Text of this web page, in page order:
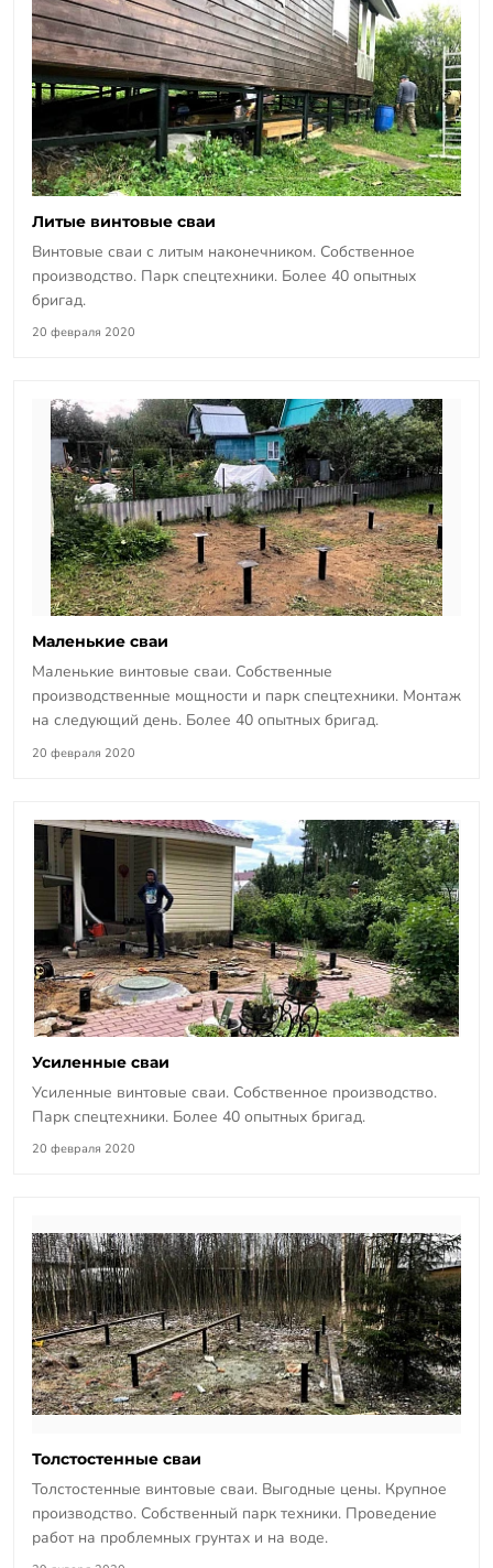
Литые винтовые сваи
Винтовые сваи с литым наконечником. Собственное
производство. Парк спецтехники. Более 40 опытных
бригад.
20 февраля 2020
Маленькие сваи
Маленькие винтовые сваи. Собственные
производственные мощности и парк спецтехники. Монтаж
на следующий день. Более 40 опытных бригад.
20 февраля 2020
Усиленные сваи
Усиленные винтовые сваи. Собственное производство.
Парк спецтехники. Более 40 опытных бригад.
20 февраля 2020
Толстостенные сваи
Толстостенные винтовые сваи. Выгодные цены. Крупное
производство. Собственный парк техники. Проведение
работ на проблемных грунтах и на воде.